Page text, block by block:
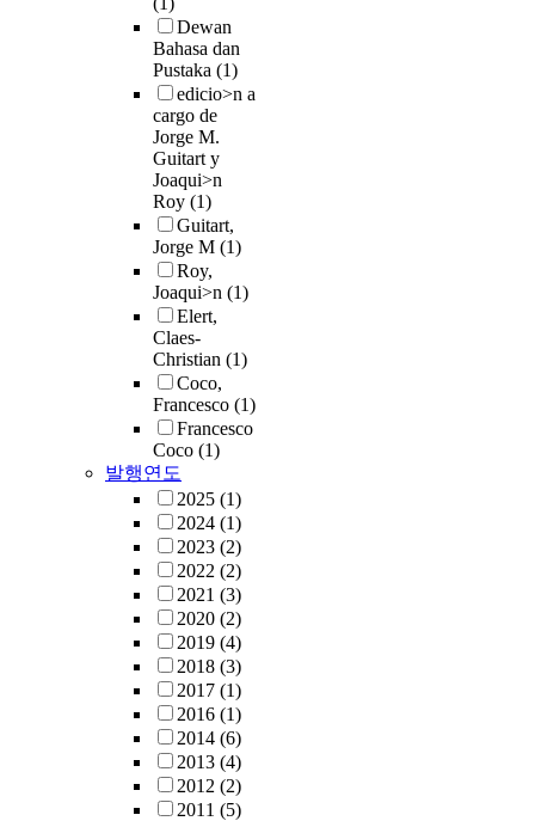
Dewan
Bahasa dan
Pustaka (1)
edicio>n a
cargo de
Jorge M.
Guitart y
Joaqui>n
Roy (1)
Guitart,
Jorge M (1)
Roy,
Joaqui>n (1)
Elert,
Claes-
Christian (1)
Coco,
Francesco (1)
Francesco
Coco (1)
발행연도
2025 (1)
2024 (1)
2023 (2)
2022 (2)
2021 (3)
2020 (2)
2019 (4)
2018 (3)
2017 (1)
2016 (1)
2014 (6)
2013 (4)
2012 (2)
2011 (5)